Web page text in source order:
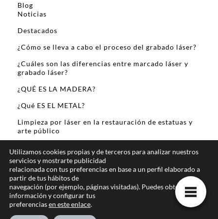
Blog
Noticias
Destacados
¿Cómo se lleva a cabo el proceso del grabado láser?
¿Cuáles son las diferencias entre marcado láser y
grabado láser?
¿QUÉ ES LA MADERA?
¿Qué ES EL METAL?
Limpieza por láser en la restauración de estatuas y
arte público
Sobre Mi
Te ofrecemos la mejor informacion online
Utilizamos cookies propias y de terceros para analizar nuestros
servicios y mostrarte publicidad
relacionada con tus preferencias en base a un perfil elaborado a
partir de tus hábitos de
navegación (por ejemplo, páginas visitadas). Puedes obtener más
información y configurar tus
preferenciasen este enlace.